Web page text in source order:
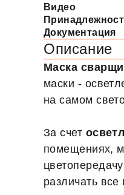
Видео
Документация
Описание
Маска
маски -
на самом
За счет
помещениях,
различать все